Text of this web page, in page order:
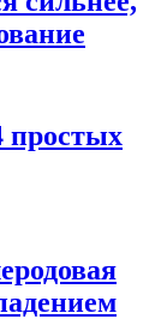
простых